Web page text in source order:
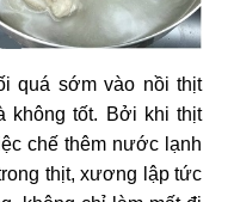
quá sớm vào nồi thịt
không tốt. Bởi khi thịt
chế thêm nước lạnh
thịt, xương lập tức